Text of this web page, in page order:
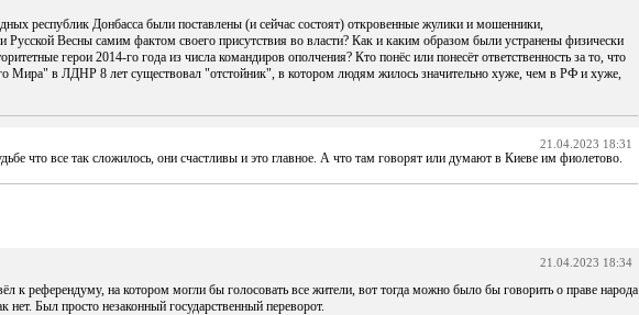
республик Донбасса были поставлены (и сейчас состоят) откровенные жулики и мошенники,
Русской Весны самим фактом своего присутствия во власти? Как и каким образом были устранены физически
герои 2014-го года из числа командиров ополчения? Кто понёс или понесёт ответственность за то, что
Мира" в ЛДНР 8 лет существовал "отстойник", в котором людям жилось значительно хуже, чем в РФ и хуже,
21.04.2023 18:31
что все так сложилось, они счастливы и это главное. А что там говорят или думают в Киеве им фиолетово.
21.04.2023 18:34
к референдуму, на котором могли бы голосовать все жители, вот тогда можно было бы говорить о праве народа
нет. Был просто незаконный государственный переворот.